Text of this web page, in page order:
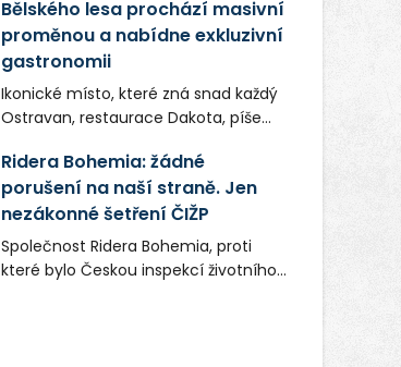
Bělského lesa prochází masivní
proměnou a nabídne exkluzivní
gastronomii
Ikonické místo, které zná snad každý
Ostravan, restaurace Dakota, píše
společnost Dang Investment Group
s.r.o. investuje do projektu přes 50
milionů korun. Cílem je přinést
Ostravě dva špičkové gastronomické
koncepty, které v regionu dosud
chyběly, luxusní středomořskou
Ridera Bohemia: žádné
porušení na naší straně. Jen
nezákonné šetření ČIŽP
Společnost Ridera Bohemia, proti
které bylo Českou inspekcí životního